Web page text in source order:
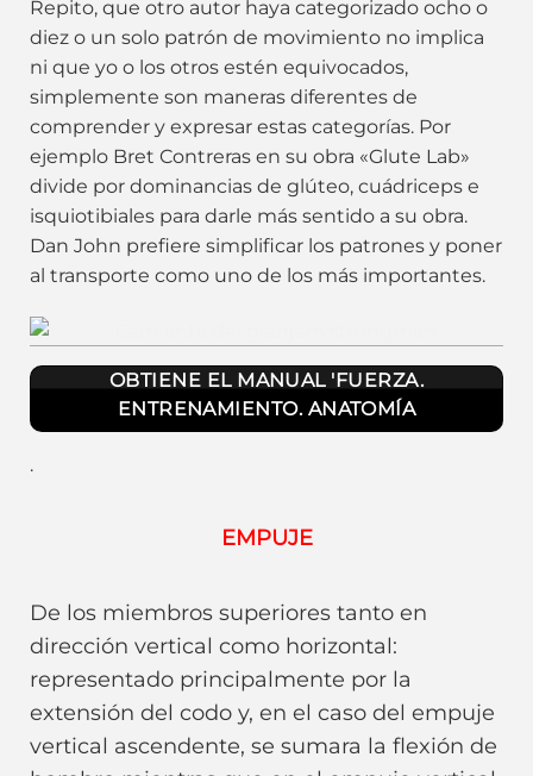
Repito, que otro autor haya categorizado ocho o
diez o un solo patrón de movimiento no implica
ni que yo o los otros estén equivocados,
simplemente son maneras diferentes de
comprender y expresar estas categorías. Por
ejemplo Bret Contreras en su obra «Glute Lab»
divide por dominancias de glúteo, cuádriceps e
isquiotibiales para darle más sentido a su obra.
Dan John prefiere simplificar los patrones y poner
al transporte como uno de los más importantes.
Caminata del Granjero. Transporters
OBTIENE EL MANUAL 'FUERZA.
ENTRENAMIENTO. ANATOMÍA
.
EMPUJE
De los miembros superiores tanto en
dirección vertical como horizontal:
representado principalmente por la
extensión del codo y, en el caso del empuje
vertical ascendente, se sumara la flexión de